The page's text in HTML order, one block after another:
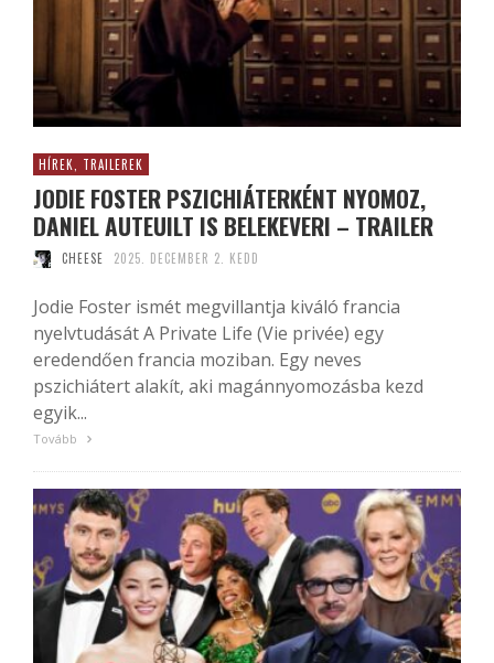
HÍREK, TRAILEREK
JODIE FOSTER PSZICHIÁTERKÉNT NYOMOZ,
DANIEL AUTEUILT IS BELEKEVERI – TRAILER
CHEESE 2025. DECEMBER 2. KEDD
Jodie Foster ismét megvillantja kiváló francia
nyelvtudását A Private Life (Vie privée) egy
eredendően francia moziban. Egy neves
pszichiátert alakít, aki magánnyomozásba kezd
egyik...
Tovább